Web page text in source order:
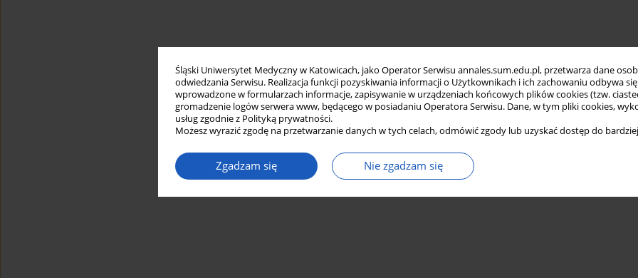
Śląski Uniwersytet Medyczny w Katowicach, jako Operator Serwisu annales.sum.edu.pl, przetwarza dane
odwiedzania Serwisu. Realizacja funkcji pozyskiwania informacji o Użytkownikach i ich zachowaniu odbywa
wprowadzone w formularzach informacje, zapisywanie w urządzeniach końcowych plików cookies (tzw.
gromadzenie logów serwera www, będącego w posiadaniu Operatora Serwisu. Dane, w tym pliki cookies,
usług zgodnie z Polityką prywatności.
Możesz wyrazić zgodę na przetwarzanie danych w tych celach, odmówić zgody lub uzyskać dostęp do
Zgadzam się Nie zgadzam się